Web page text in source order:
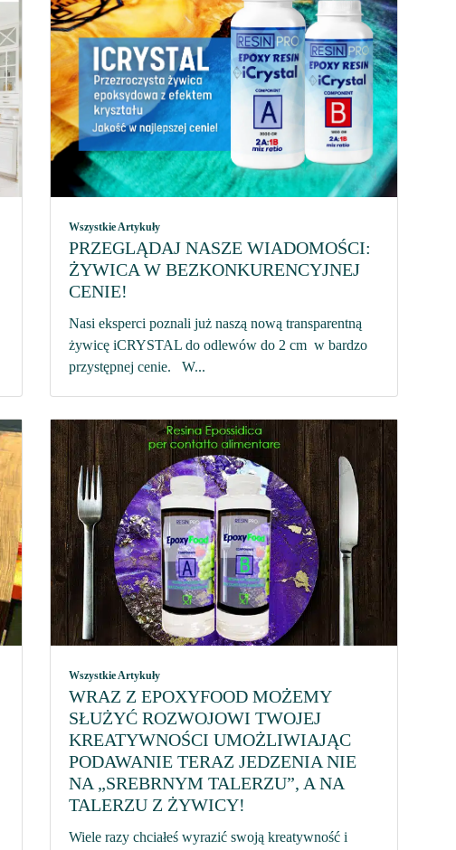
Wszystkie Artykuły
PRZEGLĄDAJ NASZE WIADOMOŚCI:
ŻYWICA W BEZKONKURENCYJNEJ
CENIE!
Nasi eksperci poznali już naszą nową transparentną
żywicę iCRYSTAL do odlewów do 2 cm w bardzo
przystępnej cenie. W...
Wszystkie Artykuły
WRAZ Z EPOXYFOOD MOŻEMY
SŁUŻYĆ ROZWOJOWI TWOJEJ
KREATYWNOŚCI UMOŻLIWIAJĄC
PODAWANIE TERAZ JEDZENIA NIE
NA „SREBRNYM TALERZU”, A NA
TALERZU Z ŻYWICY!
Wiele razy chciałeś wyrazić swoją kreatywność i